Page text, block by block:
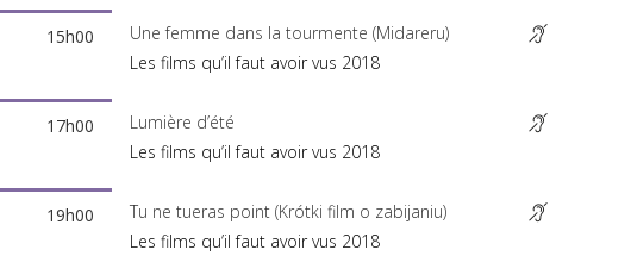
15h00
Une femme dans la tourmente (Midareru)
Les films qu’il faut avoir vus 2018
17h00
Lumière d’été
Les films qu’il faut avoir vus 2018
19h00
Tu ne tueras point (Krótki film o zabijaniu)
Les films qu’il faut avoir vus 2018